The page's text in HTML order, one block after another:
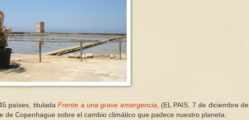
países, tituladaFrente a una grave emergencia , (EL PAIS, 7 de diciembre de
Copenhague sobre el cambio climático que padece nuestro planeta.